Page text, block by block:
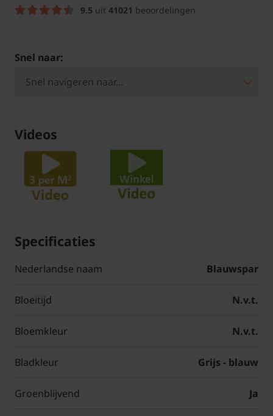
9.5 uit 41021 beoordelingen
Snel naar:
Videos
Specificaties
Nederlandse naam Blauwspar
Bloeitijd N.v.t.
Bloemkleur N.v.t.
Bladkleur Grijs - blauw
Groenblijvend Ja